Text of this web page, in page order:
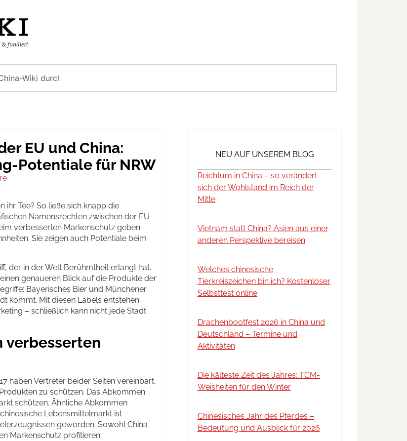
EU und China:
Potentiale für NRW
ihr Tee? So ließe sich knapp die
Namensrechten zwischen der EU
verbesserten Markenschutz geben
Sie zeigen auch Potentiale beim
der in der Welt Berühmtheit erlangt hat.
genaueren Blick auf die Produkte der
Bayerisches Bier und Münchener
kommt. Mit diesen Labels entstehen
– schließlich kann nicht jede Stadt
verbesserten
haben Vertreter beider Seiten vereinbart,
zu schützen. Das Abkommen
schützen. Ähnliche Abkommen
Lebensmittelmarkt ist
geworden. Sowohl China
Markenschutz profitieren.
NEU AUF UNSEREM BLOG
Reichtum in China – so verändert
sich der Wohlstand im Reich der
Mitte
Vietnam statt China? Asien aus einer
anderen Perspektive bereisen
Welches chinesische
Tierkreiszeichen bin ich? Kostenloser
Selbsttest online
Drachenbootfest 2026 in China und
Deutschland – Termine und
Aktivitäten
Die kälteste Zeit des Jahres: TCM-
Weisheiten für den Winter
Chinesisches Jahr des Pferdes –
Bedeutung und Ausblick für 2026